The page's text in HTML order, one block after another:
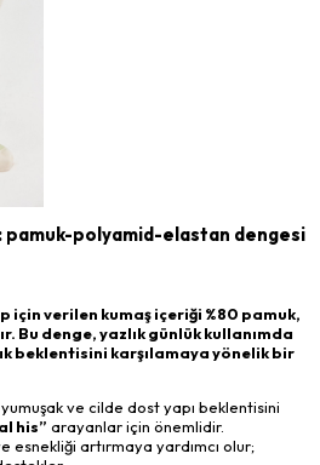
pamuk-polyamid-elastan dengesi
için verilen kumaş içeriği %80 pamuk,
Bu denge, yazlık günlük kullanımda
beklentisini karşılamaya yönelik bir
ve cilde dost yapı beklentisini
his” arayanlar için önemlidir.
esnekliği artırmaya yardımcı olur;